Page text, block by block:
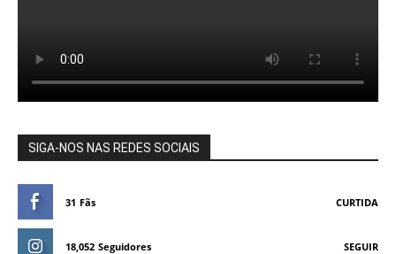
SIGA-NOS NAS REDES SOCIAIS
31 Fãs CURTIDA
18,052 Seguidores SEGUIR